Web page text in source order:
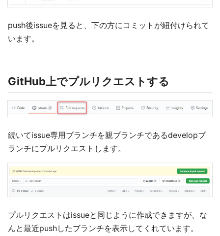
push後issueを見ると、下の方にコミットが紐付けられて
います。
GitHub上でプルリクエストする
続いてissue専用ブランチを親ブランチであるdevelopブ
ランチにプルリクエストします。
プルリクエストはissueと同じように作成できますが、な
んと最近pushしたブランチを表示してくれています。